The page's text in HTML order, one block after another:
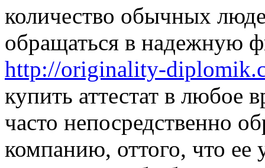
количество обычных
обращаться в надежную
http://originality-
купить аттестат в любое
часто непосредственно
компанию, оттого, что ее